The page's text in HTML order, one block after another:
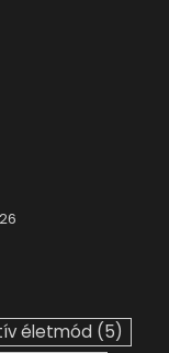
életmód (5)